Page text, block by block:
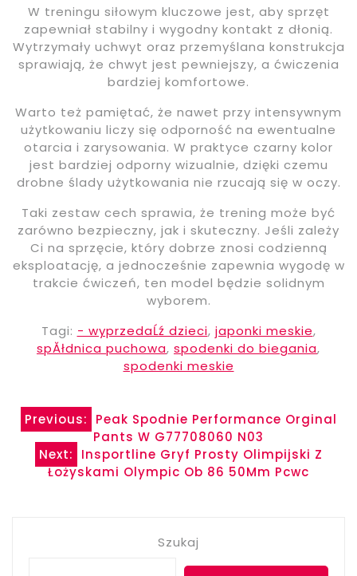
W treningu siłowym kluczowe jest, aby sprzęt
zapewniał stabilny i wygodny kontakt z dłonią.
Wytrzymały uchwyt oraz przemyślana konstrukcja
sprawiają, że chwyt jest pewniejszy, a ćwiczenia
bardziej komfortowe.
Warto też pamiętać, że nawet przy intensywnym
użytkowaniu liczy się odporność na ewentualne
otarcia i zarysowania. W praktyce czarny kolor
jest bardziej odporny wizualnie, dzięki czemu
drobne ślady użytkowania nie rzucają się w oczy.
Taki zestaw cech sprawia, że trening może być
zarówno bezpieczny, jak i skuteczny. Jeśli zależy
Ci na sprzęcie, który dobrze znosi codzienną
eksploatację, a jednocześnie zapewnia wygodę w
trakcie ćwiczeń, ten model będzie solidnym
wyborem.
Tagi: - wyprzedaĹź dzieci, japonki meskie,
spĂłdnica puchowa, spodenki do biegania,
spodenki meskie
Nawigacja
wpisu
Previous:
Peak Spodnie Performance Orginal
Pants W G77708060 N03
Next:
Insportline Gryf Prosty Olimpijski Z
Łożyskami Olympic Ob 86 50Mm Pcwc
Szukaj